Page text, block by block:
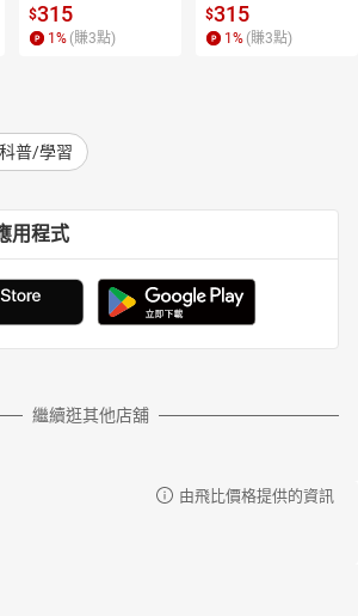
$315
1 % (賺3點)
$315
1 % (賺3點)
普/學習
用程式
繼續逛其他店舖
由飛比價格提供的資訊